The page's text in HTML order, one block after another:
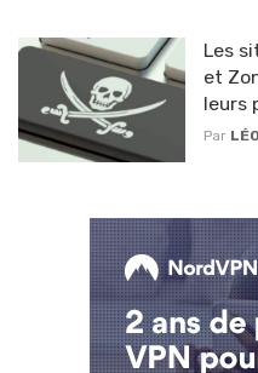
Les
et
leurs
Par LÉO